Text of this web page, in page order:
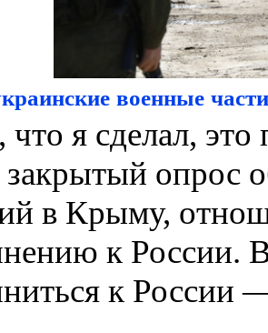
военные
что я сделал,
закрытый опрос
в Крыму,
к России.
к России